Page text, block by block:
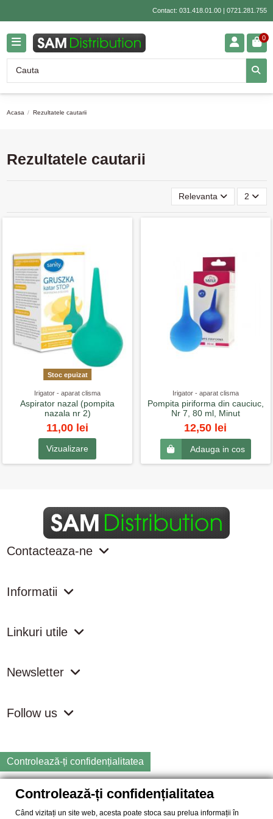
Contact: 031.418.01.00| 0721.281.755
0
Acasa Rezultatele cautarii
Rezultatele cautarii
Relevanta 2
Stoc epuizat
Irigator - aparat clisma
Aspirator nazal (pompita
nazala nr 2)
11,00 lei
Vizualizare
Irigator - aparat clisma
Pompita piriforma din cauciuc,
Nr 7, 80 ml, Minut
12,50 lei
Adauga in cos
Contacteaza-ne
Informatii
Linkuri utile
Newsletter
Follow us
Controlează-ți confidențialitatea
Copyright
2026 samdistribution.ro - Magazin online cu Produse
Controlează-ți confidențialitatea
Când vizitați un site web, acesta poate stoca sau prelua informații în